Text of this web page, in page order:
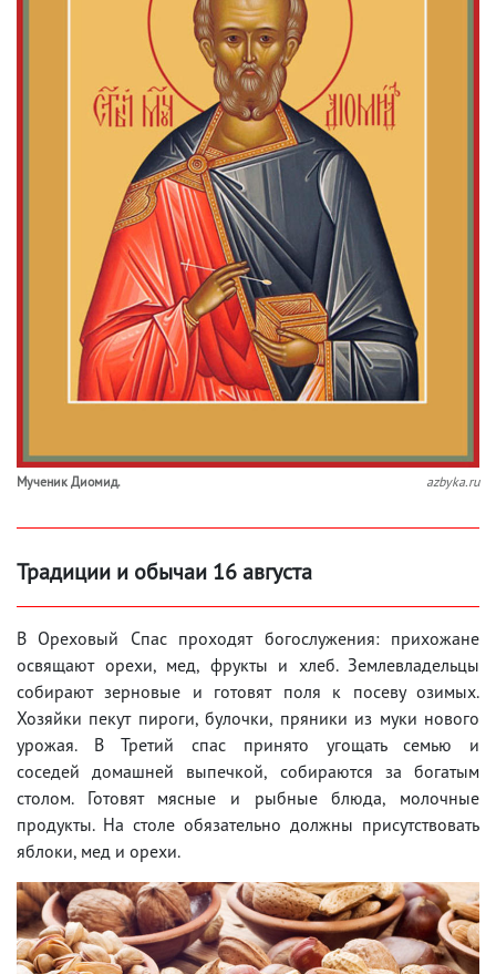
Му­че­ник Ди­о­мид. azbyka.ru
Традиции и обычаи 16 августа
В Ореховый Спас проходят богослужения: прихожане
освящают орехи, мед, фрукты и хлеб. Землевладельцы
собирают зерновые и готовят поля к посеву озимых.
Хозяйки пекут пироги, булочки, пряники из муки нового
урожая. В Третий спас принято угощать семью и
соседей домашней выпечкой, собираются за богатым
столом. Готовят мясные и рыбные блюда, молочные
продукты. На столе обязательно должны присутствовать
яблоки, мед и орехи.